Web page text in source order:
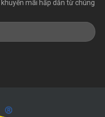
mãi hấp dẫn từ chúng